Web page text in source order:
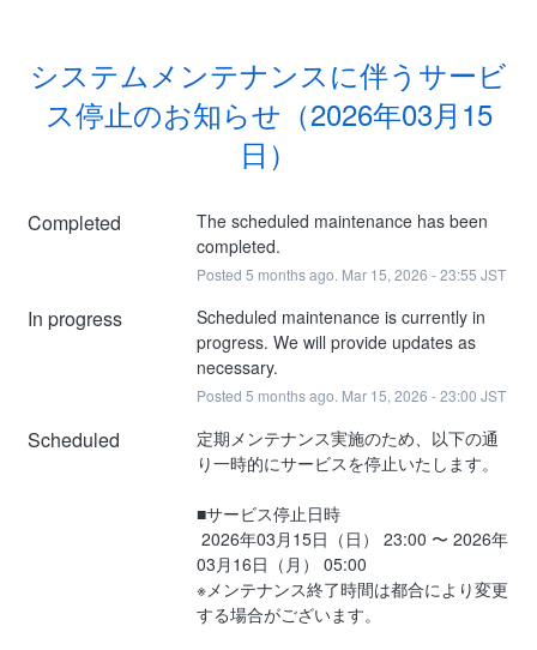
システムメンテナンスに伴うサービ
ス停止のお知らせ（2026年03月15
日）
Completed
The scheduled maintenance has been
completed.
Posted 5 months ago. Mar 15, 2026 -23:55 JST
In progress
Scheduled maintenance is currently in
progress. We will provide updates as
necessary.
Posted 5 months ago. Mar 15, 2026 -23:00 JST
Scheduled
定期メンテナンス実施のため、以下の通
り一時的にサービスを停止いたします。
■サービス停止日時
03月16日（月） 05:00
※メンテナンス終了時間は都合により変更
する場合がございます。